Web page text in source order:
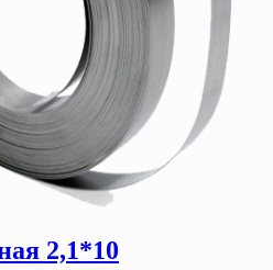
2,1*10